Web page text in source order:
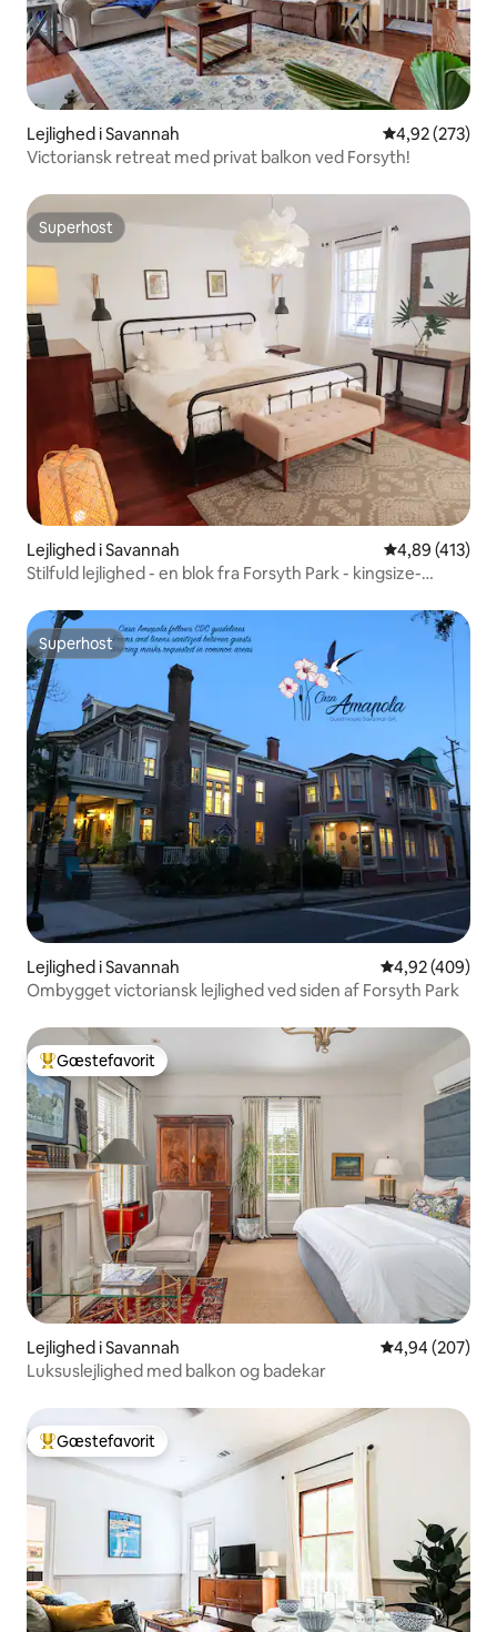
Lejlighed i Savannah 4,92 ud af 5 i
4,92 (273)
Victoriansk retreat med privat balkon ved Forsyth!
Superhost
Superhost
Lejlighed i Savannah 4,89 ud af 5 i
4,89 (413)
Stilfuld lejlighed - en blok fra Forsyth Park - kingsize-
Superhost
Superhost
Lejlighed i Savannah 4,92 ud af 5 i
4,92 (409)
Ombygget victoriansk lejlighed ved siden af Forsyth Park
Bedste gæstefavorit
Gæstefavorit
Lejlighed i Savannah 4,94 ud af 5 i
4,94 (207)
Luksuslejlighed med balkon og badekar
Bedste gæstefavorit
Gæstefavorit